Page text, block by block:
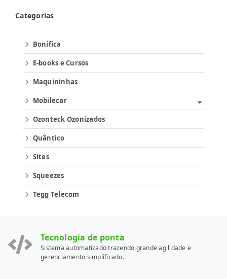
Categorias
Bonífica
E-books e Cursos
Maquininhas
Mobilecar
Ozonteck Ozonizados
Quântico
Sites
Squeezes
Tegg Telecom
Tecnologia de ponta
Sistema automatizado trazendo grande agilidade e
gerenciamento simplificado.